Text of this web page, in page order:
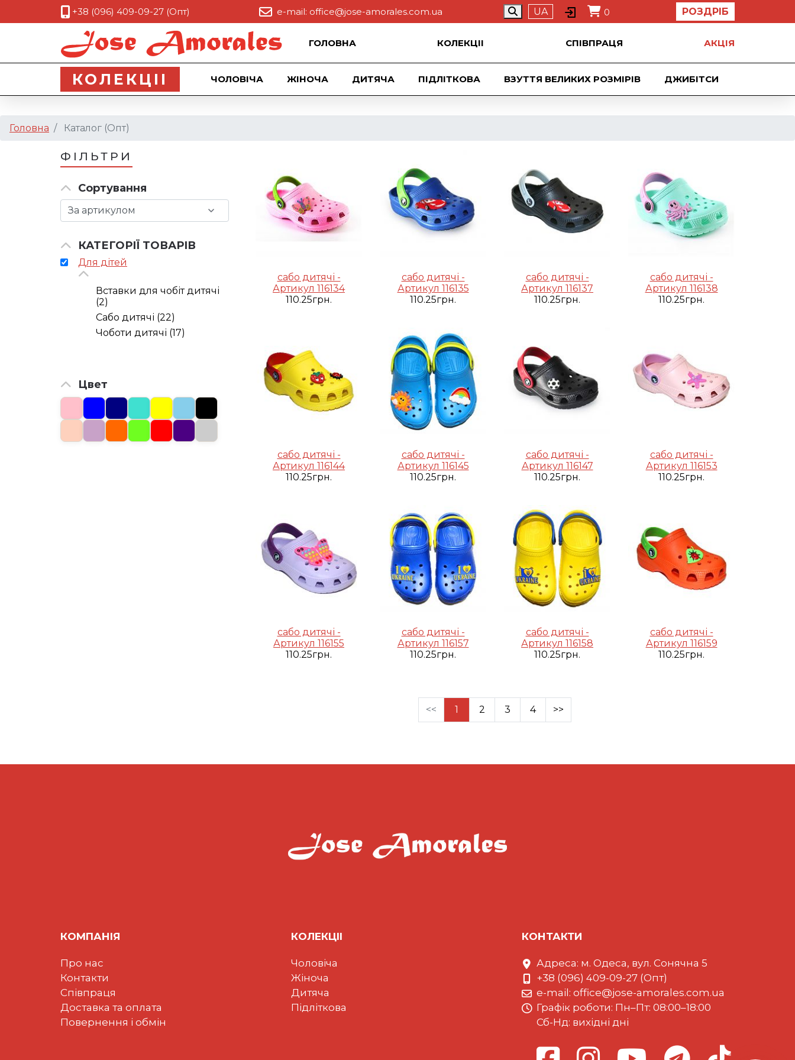
+38 (096) 409-09-27 (Опт) e-mail: office@jose-amorales.com.ua UA 0 РОЗДРІБ
ГОЛОВНА КОЛЕКЦII СПІВПРАЦЯ АКЦIЯ
КОЛЕКЦII ЧОЛОВІЧА ЖІНОЧА ДИТЯЧА ПІДЛІТКОВА ВЗУТТЯ ВЕЛИКИХ РОЗМІРІВ ДЖИБIТСИ
Головна Каталог (Опт)
ФІЛЬТРИ
Сортування
КАТЕГОРІЇ ТОВАРІВ
Для дітей
Вставки для чобіт дитячі
(2)
Сабо дитячі (22)
Чоботи дитячі (17)
Цвет
сабо дитячі -
Артикул 116134
110.25грн.
сабо дитячі -
Артикул 116135
110.25грн.
сабо дитячі -
Артикул 116137
110.25грн.
сабо дитячі -
Артикул 116138
110.25грн.
сабо дитячі -
Артикул 116144
110.25грн.
сабо дитячі -
Артикул 116145
110.25грн.
сабо дитячі -
Артикул 116147
110.25грн.
сабо дитячі -
Артикул 116153
110.25грн.
сабо дитячі -
Артикул 116155
110.25грн.
сабо дитячі -
Артикул 116157
110.25грн.
сабо дитячі -
Артикул 116158
110.25грн.
сабо дитячі -
Артикул 116159
110.25грн.
<< 1 2 3 4 >>
КОМПАНІЯ
Про нас
Контакти
Співпраця
Доставка та оплата
Повернення і обмін
КОЛЕКЦII
Чоловіча
Жіноча
Дитяча
Підліткова
КОНТАКТИ
Адреса: м. Одеса, вул. Сонячна 5
+38 (096) 409-09-27 (Опт)
e-mail: office@jose-amorales.com.ua
Графiк роботи: Пн–Пт: 08:00–18:00
Сб-Нд: вихідні дні